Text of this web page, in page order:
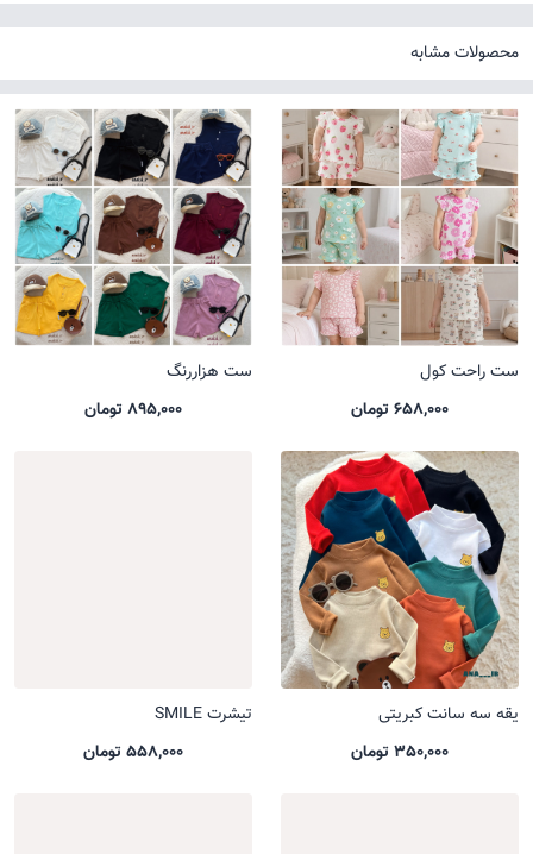
محصولات مشابه
ست راحت کول
658,000 تومان
ست هزاررنگ
895,000 تومان
یقه سه سانت کبریتی
350,000 تومان
تیشرت SMILE
558,000 تومان